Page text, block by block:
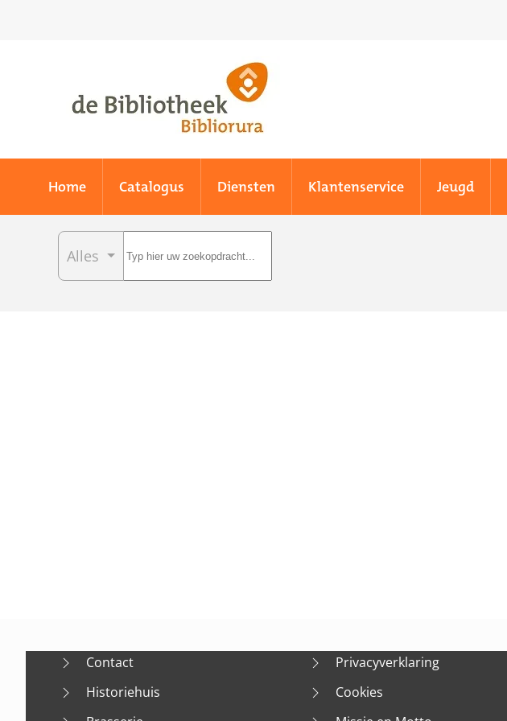
Home Catalogus Diensten Klantenservice Jeugd
Alles
Contact
Historiehuis
Privacyverklaring
Cookies